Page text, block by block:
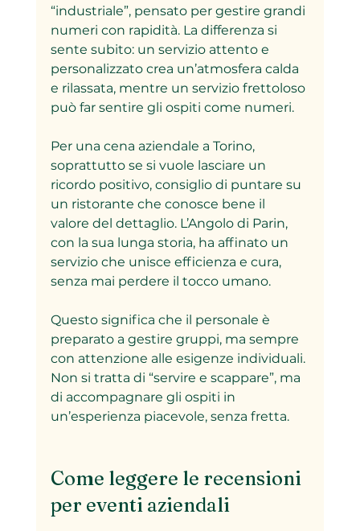
“industriale”, pensato per gestire grandi
numeri con rapidità. La differenza si
sente subito: un servizio attento e
personalizzato crea un’atmosfera calda
e rilassata, mentre un servizio frettoloso
può far sentire gli ospiti come numeri.
Per una cena aziendale a Torino,
soprattutto se si vuole lasciare un
ricordo positivo, consiglio di puntare su
un ristorante che conosce bene il
valore del dettaglio. L’Angolo di Parin,
con la sua lunga storia, ha affinato un
servizio che unisce efficienza e cura,
senza mai perdere il tocco umano.
Questo significa che il personale è
preparato a gestire gruppi, ma sempre
con attenzione alle esigenze individuali.
Non si tratta di “servire e scappare”, ma
di accompagnare gli ospiti in
un’esperienza piacevole, senza fretta.
Come leggere le recensioni
per eventi aziendali